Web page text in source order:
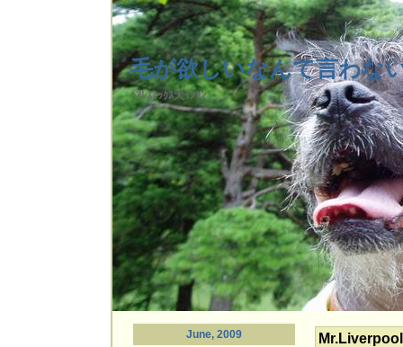
毛が欲しいなんて言わな
ﾍｱﾚｽﾐｯｸｽ犬ｲﾝﾔﾝ
June, 2009 Mr.Liverpool